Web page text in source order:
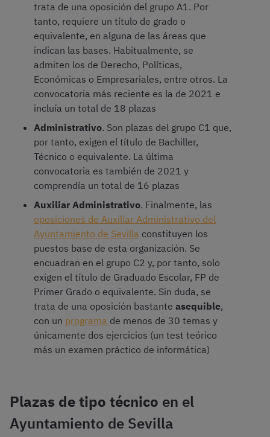
trata de una oposición del grupo A1. Por
tanto, requiere un título de grado o
equivalente, en alguna de las áreas que
indican las bases. Habitualmente, se
admiten los de Derecho, Políticas,
Económicas o Empresariales, entre otros. La
convocatoria más reciente es la de 2021 e
incluía un total de 18 plazas
Administrativo. Son plazas del grupo C1 que,
por tanto, exigen el título de Bachiller,
Técnico o equivalente. La última
convocatoria es también de 2021 y
comprendía un total de 16 plazas
Auxiliar Administrativo. Finalmente, las
oposiciones de Auxiliar Administrativo del
Ayuntamiento de Sevilla constituyen los
puestos base de esta organización. Se
encuadran en el grupo C2 y, por tanto, solo
exigen el título de Graduado Escolar, FP de
Primer Grado o equivalente. Sin duda, se
trata de una oposición bastante asequible,
con un programa de menos de 30 temas y
únicamente dos ejercicios (un test teórico
más un examen práctico de informática)
Plazas de tipo técnico en el
Ayuntamiento de Sevilla